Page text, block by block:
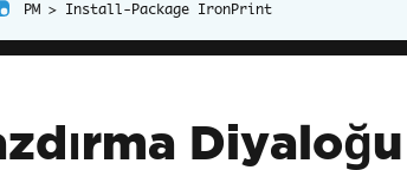
Install-Package IronPrint